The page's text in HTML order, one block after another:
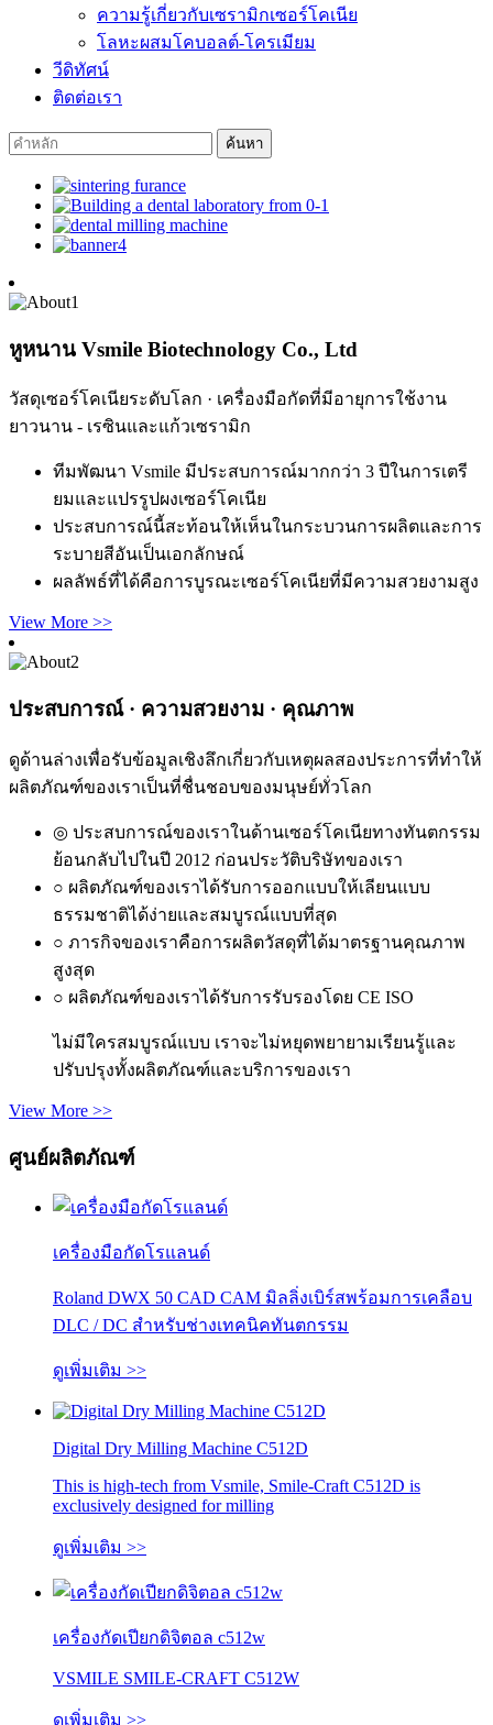
ความรู้เกี่ยวกับเซรามิกเซอร์โคเนีย
โลหะผสมโคบอลต์-โครเมียม
วีดิทัศน์
ติดต่อเรา
หูหนาน Vsmile Biotechnology Co., Ltd
วัสดุเซอร์โคเนียระดับโลก · เครื่องมือกัดที่มีอายุการใช้งาน
ยาวนาน - เรซินและแก้วเซรามิก
ทีมพัฒนา Vsmile มีประสบการณ์มากกว่า 3 ปีในการเตรี
ยมและแปรรูปผงเซอร์โคเนีย
ประสบการณ์นี้สะท้อนให้เห็นในกระบวนการผลิตและการ
ระบายสีอันเป็นเอกลักษณ์
ผลลัพธ์ที่ได้คือการบูรณะเซอร์โคเนียที่มีความสวยงามสูง
View More >>
ประสบการณ์ · ความสวยงาม · คุณภาพ
ดูด้านล่างเพื่อรับข้อมูลเชิงลึกเกี่ยวกับเหตุผลสองประการที่ทำให้
ผลิตภัณฑ์ของเราเป็นที่ชื่นชอบของมนุษย์ทั่วโลก
◎ ประสบการณ์ของเราในด้านเซอร์โคเนียทางทันตกรรม
ย้อนกลับไปในปี 2012 ก่อนประวัติบริษัทของเรา
○ ผลิตภัณฑ์ของเราได้รับการออกแบบให้เลียนแบบ
ธรรมชาติได้ง่ายและสมบูรณ์แบบที่สุด
○ ภารกิจของเราคือการผลิตวัสดุที่ได้มาตรฐานคุณภาพ
สูงสุด
○ ผลิตภัณฑ์ของเราได้รับการรับรองโดย CE ISO
ไม่มีใครสมบูรณ์แบบ เราจะไม่หยุดพยายามเรียนรู้และ
ปรับปรุงทั้งผลิตภัณฑ์และบริการของเรา
View More >>
ศูนย์ผลิตภัณฑ์
เครื่องมือกัดโรแลนด์
Roland DWX 50 CAD CAM มิลลิ่งเบิร์สพร้อมการเคลือบ
DLC / DC สําหรับช่างเทคนิคทันตกรรม
ดูเพิ่มเติม >>
Digital Dry Milling Machine C512D
This is high-tech from Vsmile, Smile-Craft C512D is
exclusively designed for milling
ดูเพิ่มเติม >>
เครื่องกัดเปียกดิจิตอล c512w
VSMILE SMILE-CRAFT C512W
ดูเพิ่มเติม >>